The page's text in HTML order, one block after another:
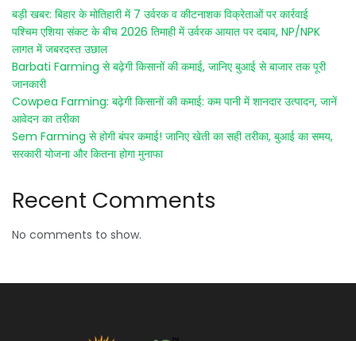
बड़ी खबर: बिहार के मोतिहारी में 7 उर्वरक व कीटनाशक विक्रेताओं पर कार्रवाई
पश्चिम एशिया संकट के बीच 2026 तिमाही में उर्वरक आयात पर दबाव, NP/NPK
लागत में जबरदस्त उछाल
Barbati Farming से बढ़ेगी किसानों की कमाई, जानिए बुआई से बाजार तक पूरी
जानकारी
Cowpea Farming: बढ़ेगी किसानों की कमाई: कम पानी में शानदार उत्पादन, जानें
आवेदन का तरीका
Sem Farming से होगी बंपर कमाई! जानिए खेती का सही तरीका, बुआई का समय,
सरकारी योजना और कितना होगा मुनाफा
Recent Comments
No comments to show.